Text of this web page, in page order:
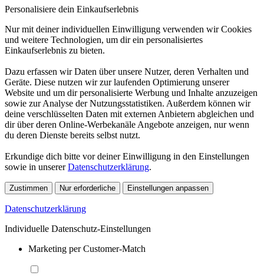
Personalisiere dein Einkaufserlebnis
Nur mit deiner individuellen Einwilligung verwenden wir Cookies
und weitere Technologien, um dir ein personalisiertes
Einkaufserlebnis zu bieten.
Dazu erfassen wir Daten über unsere Nutzer, deren Verhalten und
Geräte. Diese nutzen wir zur laufenden Optimierung unserer
Website und um dir personalisierte Werbung und Inhalte anzuzeigen
sowie zur Analyse der Nutzungsstatistiken. Außerdem können wir
deine verschlüsselten Daten mit externen Anbietern abgleichen und
dir über deren Online-Werbekanäle Angebote anzeigen, nur wenn
du deren Dienste bereits selbst nutzt.
Erkundige dich bitte vor deiner Einwilligung in den Einstellungen
sowie in unsererDatenschutzerklärung.
Zustimmen Nur erforderliche Einstellungen anpassen
Datenschutzerklärung
Individuelle Datenschutz-Einstellungen
Marketing per Customer-Match